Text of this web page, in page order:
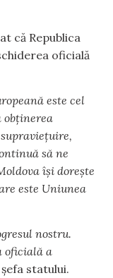
că Republica
oficială
este cel
să ne
își dorește
este Uniunea
nostru.
oficială a
statului.